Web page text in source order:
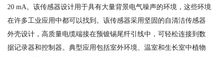
20 mA。该传感器设计用于具有大量背景电气噪声的环境，这些环境
在许多工业应用中都可以找到。该传感器采用坚固的自清洁传感器
外壳设计，高质量电缆端接在预镀锡尾纤引线中，可轻松连接到数
据记录器和控制器。典型应用包括室外环境、温室和生长室中植物